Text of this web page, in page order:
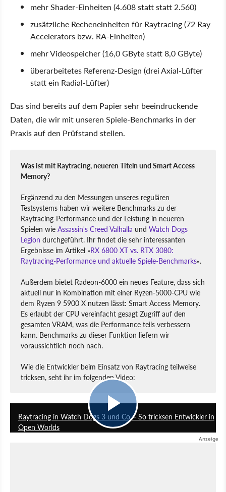
mehr Shader-Einheiten (4.608 statt statt 2.560)
zusätzliche Recheneinheiten für Raytracing (72 Ray
Accelerators bzw. RA-Einheiten)
mehr Videospeicher (16,0 GByte statt 8,0 GByte)
überarbeitetes Referenz-Design (drei Axial-Lüfter
statt ein Radial-Lüfter)
Das sind bereits auf dem Papier sehr beeindruckende
Daten, die wir mit unseren Spiele-Benchmarks in der
Praxis auf den Prüfstand stellen.
Was ist mit Raytracing, neueren Titeln und Smart Access
Memory?
Ergänzend zu den Messungen unseres regulären
Testsystems haben wir weitere Benchmarks zu der
Raytracing-Performance und der Leistung in neueren
Spielen wie Assassin's Creed Valhalla und Watch Dogs
Legion durchgeführt. Ihr findet die sehr interessanten
Ergebnisse im Artikel »RX 6800 XT vs. RTX 3080:
Raytracing-Performance und aktuelle Spiele-Benchmarks«.
Außerdem bietet Radeon-6000 ein neues Feature, dass sich
aktuell nur in Kombination mit einer Ryzen-5000-CPU wie
dem Ryzen 9 5900 X nutzen lässt: Smart Access Memory.
Es erlaubt der CPU vereinfacht gesagt Zugriff auf den
gesamten VRAM, was die Performance teils verbessern
kann. Benchmarks zu dieser Funktion liefern wir
voraussichtlich noch nach.
Wie die Entwickler beim Einsatz von Raytracing teilweise
tricksen, seht ihr im folgenden Video:
Raytracing in Watch Dogs 3 und Co. - So tricksen Entwickler in
Open Worlds